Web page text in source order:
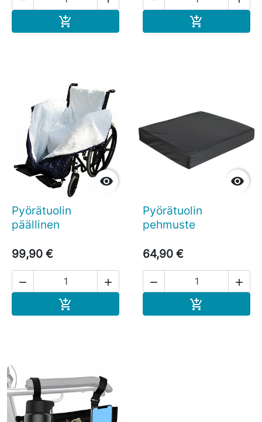
 

Pyörätuolin
päällinen
99,90 €
 


Pyörätuolin
pehmuste
64,90 €
 
